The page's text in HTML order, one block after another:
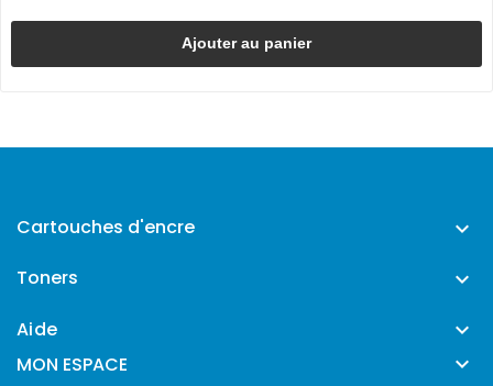
Ajouter au panier
Cartouches d'encre 
Toners 
Aide 
MON ESPACE 